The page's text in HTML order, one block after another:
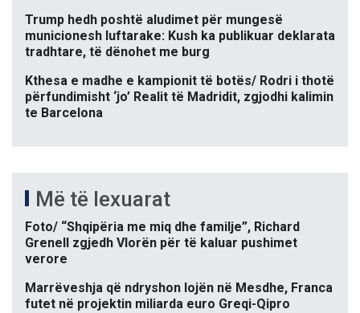
Trump hedh poshtë aludimet për mungesë
municionesh luftarake: Kush ka publikuar deklarata
tradhtare, të dënohet me burg
Kthesa e madhe e kampionit të botës/ Rodri i thotë
përfundimisht ‘jo’ Realit të Madridit, zgjodhi kalimin
te Barcelona
Më të lexuarat
Foto/ “Shqipëria me miq dhe familje”, Richard
Grenell zgjedh Vlorën për të kaluar pushimet
verore
Marrëveshja që ndryshon lojën në Mesdhe, Franca
futet në projektin miliarda euro Greqi-Qipro